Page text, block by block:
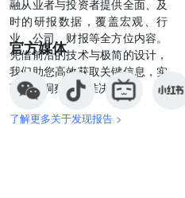
融从业者与投资者提供全面、及
时的研报数据，覆盖宏观、行
业、公司、财报等全方位内容。
凭借前沿的技术与极简的设计，
我们助您高效获取关键信息，实
现深度洞察与精准决策。
了解更多关于发现报告 >
官方媒体